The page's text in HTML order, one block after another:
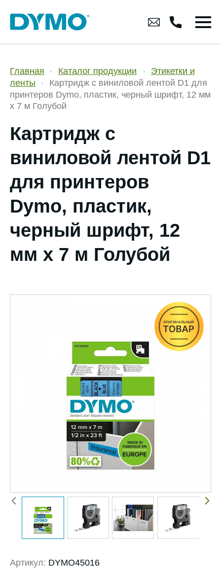
Главная Каталог продукции
Этикетки и
ленты
Картридж с виниловой лентой D1 для
принтеров Dymo, пластик, черный шрифт, 12 мм
х 7 м Голубой
Картридж с
виниловой лентой D1
для принтеров
Dymo, пластик,
черный шрифт, 12
мм х 7 м Голубой
Артикул: DYMO45016